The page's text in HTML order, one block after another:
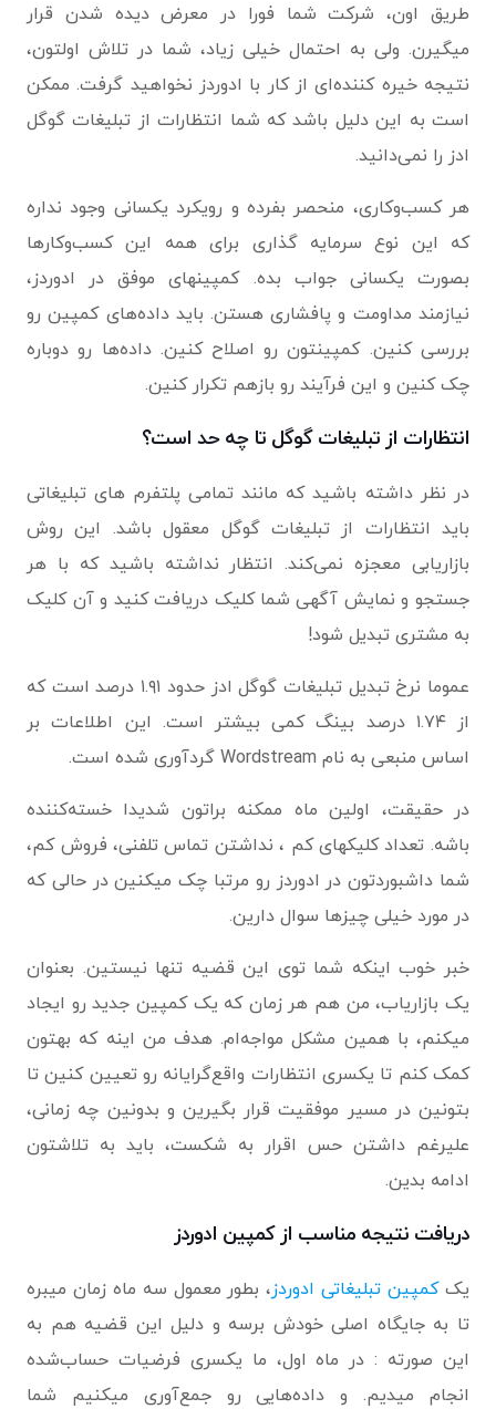
طریق اون، شرکت شما فورا در معرض دیده شدن قرار
میگیرن. ولی به احتمال خیلی زیاد، شما در تلاش اولتون،
نتیجه‌ خیره کننده‌ای از کار با ادوردز نخواهید گرفت. ممکن
است به این دلیل باشد که شما انتظارات از تبلیغات گوگل
ادز را نمی‌دانید.
هر کسب‌وکاری، منحصر بفرده و رویکرد یکسانی وجود نداره
که این نوع سرمایه گذاری برای همه‌ این کسب‌وکارها
بصورت یکسانی جواب بده. کمپینهای موفق در ادوردز،
نیازمند مداومت و پافشاری هستن. باید داده‌های کمپین رو
بررسی کنین. کمپینتون رو اصلاح کنین. داده‌ها رو دوباره
چک کنین و این فرآیند رو بازهم تکرار کنین.
انتظارات از تبلیغات گوگل تا چه حد است؟
در نظر داشته باشید که مانند تمامی پلتفرم های تبلیغاتی
باید انتظارات از تبلیغات گوگل معقول باشد. این روش
بازاریابی معجزه نمی‌کند. انتظار نداشته باشید که با هر
جستجو و نمایش آگهی شما کلیک دریافت کنید و آن کلیک
به مشتری تبدیل شود!
عموما نرخ تبدیل تبلیغات گوگل ادز حدود ۱.۹۱ درصد است که
از ۱.۷۴ درصد بینگ کمی بیشتر است. این اطلاعات بر
اساس منبعی به نام Wordstream گردآوری شده است.
در حقیقت، اولین ماه ممکنه براتون شدیدا خسته‌کننده
باشه. تعداد کلیکهای کم ، نداشتن تماس تلفنی، فروش کم،
شما داشبوردتون در ادوردز رو مرتبا چک میکنین در حالی که
در مورد خیلی چیزها سوال دارین.
خبر خوب اینکه شما توی این قضیه تنها نیستین. بعنوان
یک بازاریاب، من هم هر زمان که یک کمپین جدید رو ایجاد
میکنم، با همین مشکل مواجه‌ام. هدف من اینه که بهتون
کمک کنم تا یکسری انتظارات واقع‌گرایانه رو تعیین کنین تا
بتونین در مسیر موفقیت قرار بگیرین و بدونین چه زمانی،
علیرغم داشتن حس اقرار به شکست، باید به تلاشتون
ادامه بدین.
دریافت نتیجه مناسب از کمپین ادوردز
یککمپین تبلیغاتی ادوردز، بطور معمول سه ماه زمان میبره
تا به جایگاه اصلی خودش برسه و دلیل این قضیه هم به
این صورته : در ماه اول، ما یکسری فرضیات حساب‌شده
انجام میدیم. و داده‌هایی رو جمع‌آوری میکنیم شما